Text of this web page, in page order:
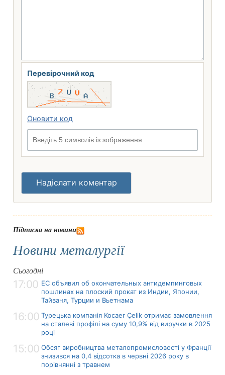
Перевірочний код
Оновити код
Надіслати коментар
Підписка на новини
Новини металургії
Сьогодні
17:00 ЕС объявил об окончательных антидемпинговых
пошлинах на плоский прокат из Индии, Японии,
Тайваня, Турции и Вьетнама
16:00 Турецька компанія Kocaer Çelik отримає замовлення
на сталеві профілі на суму 10,9% від виручки в 2025
році
15:00 Обсяг виробництва металопромисловості у Франції
знизився на 0,4 відсотка в червні 2026 року в
порівнянні з травнем